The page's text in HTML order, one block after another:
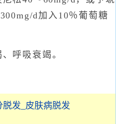
d加入10％葡萄糖
呼吸衰竭。
发_皮肤病脱发